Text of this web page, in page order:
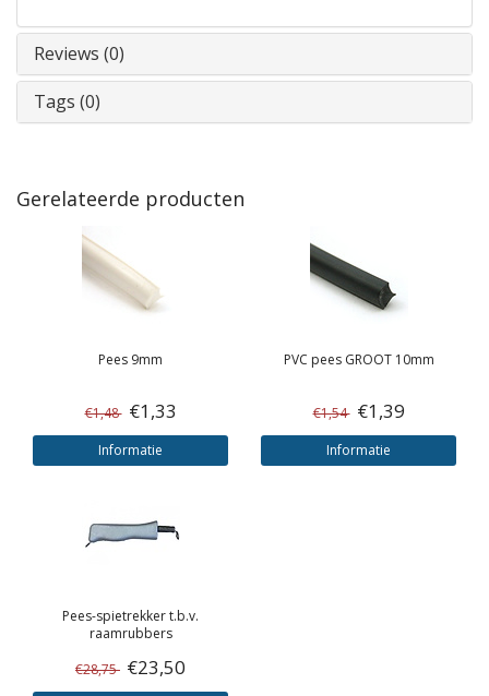
Reviews (0)
Tags (0)
Gerelateerde producten
Pees 9mm
€1,48 €1,33
Informatie
PVC pees GROOT 10mm
€1,54 €1,39
Informatie
Pees-spietrekker t.b.v.
raamrubbers
€28,75 €23,50